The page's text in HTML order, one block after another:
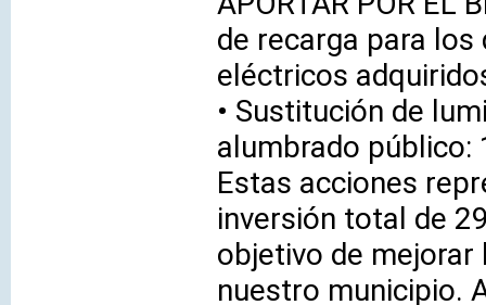
de recarga para los
eléctricos
• Sustitución de
alumbrado público:
Estas acciones
inversión total de
objetivo de mejorar
nuestro municipio.